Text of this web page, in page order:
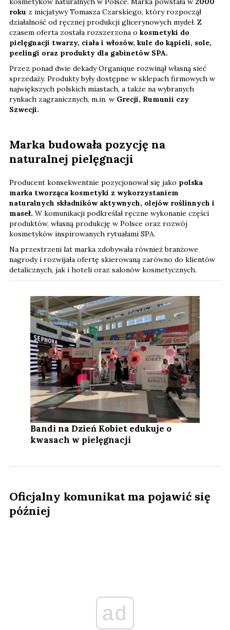
roku z inicjatywy Tomasza Czarskiego, który rozpoczął
działalność od ręcznej produkcji glicerynowych mydeł. Z
czasem oferta została rozszerzona o kosmetyki do
pielęgnacji twarzy, ciała i włosów, kule do kąpieli, sole,
peelingi oraz produkty dla gabinetów SPA.
Przez ponad dwie dekady Organique rozwinął własną sieć
sprzedaży. Produkty były dostępne w sklepach firmowych w
największych polskich miastach, a także na wybranych
rynkach zagranicznych, m.in. w Grecji, Rumunii czy
Szwecji.
Marka budowała pozycję na
naturalnej pielęgnacji
Producent konsekwentnie pozycjonował się jako polska
marka tworząca kosmetyki z wykorzystaniem
naturalnych składników aktywnych, olejów roślinnych i
maseł. W komunikacji podkreślał ręczne wykonanie części
produktów, własną produkcję w Polsce oraz rozwój
kosmetyków inspirowanych rytuałami SPA.
Na przestrzeni lat marka zdobywała również branżowe
nagrody i rozwijała ofertę skierowaną zarówno do klientów
detalicznych, jak i hoteli oraz salonów kosmetycznych.
Bandi na Dzień Kobiet edukuje o
kwasach w pielęgnacji
Oficjalny komunikat ma pojawić się
później
ad